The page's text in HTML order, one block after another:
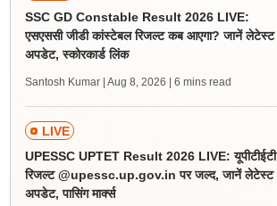
SSC GD Constable Result 2026 LIVE:
एसएससी जीडी कांस्टेबल रिजल्ट कब आएगा? जानें लेटेस्ट
अपडेट, स्कोरकार्ड लिंक
Santosh Kumar | Aug 8, 2026 | 6 mins read
LIVE
UPESSC UPTET Result 2026 LIVE: यूपीटीईटी
रिजल्ट @upessc.up.gov.in पर जल्द, जानें लेटेस्ट
अपडेट, पासिंग मार्क्स